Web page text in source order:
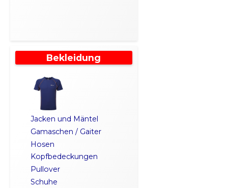
Bekleidung
Jacken und Mäntel
Gamaschen / Gaiter
Hosen
Kopfbedeckungen
Pullover
Schuhe